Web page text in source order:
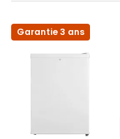
Garantie 3 ans